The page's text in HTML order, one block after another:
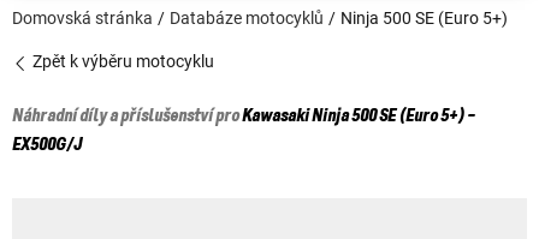
Domovská stránka Databáze motocyklů Ninja 500 SE (Euro 5+)
Zpět k výběru motocyklu
Náhradní díly a příslušenství proKawasakiNinja 500 SE (Euro 5+) -
EX500G/J